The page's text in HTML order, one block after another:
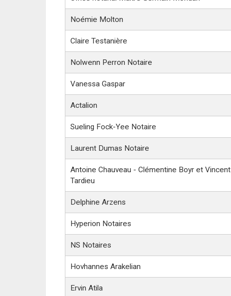
Noémie Molton
Claire Testanière
Nolwenn Perron Notaire
Vanessa Gaspar
Actalion
Sueling Fock-Yee Notaire
Laurent Dumas Notaire
Antoine Chauveau - Clémentine Boyr et Vincent
Tardieu
Delphine Arzens
Hyperion Notaires
NS Notaires
Hovhannes Arakelian
Ervin Atila